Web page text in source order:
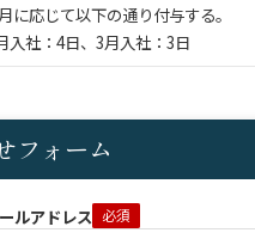
応じて以下の通り付与する。
入社：4日、3月入社：3日
フォーム
ルアドレス 必須